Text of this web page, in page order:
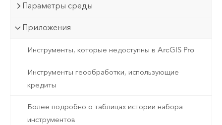
Параметры среды
Приложения
Инструменты, которые недоступны в ArcGIS Pro
Инструменты геообработки, использующие
кредиты
Более подробно о таблицах истории набора
инструментов